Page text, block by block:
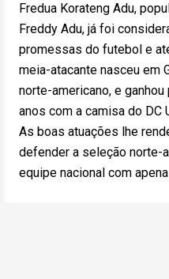
Fredua Korateng Adu,
Freddy Adu, já foi
promessas do futebol e
meia-atacante nasceu em
norte-americano, e
anos com a camisa do DC
As boas atuações lhe
defender a seleção norte-
equipe nacional com